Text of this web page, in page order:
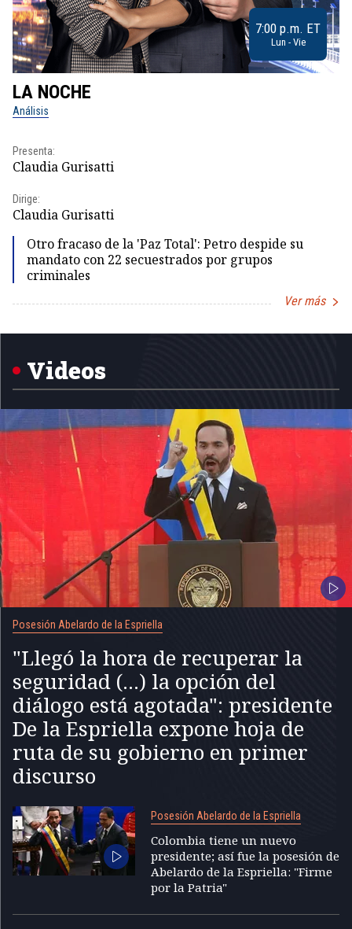
7:00 p.m. ET
Lun - Vie
LA NOCHE
Análisis
Presenta:
Claudia Gurisatti
Dirige:
Claudia Gurisatti
Otro fracaso de la 'Paz Total': Petro despide su
mandato con 22 secuestrados por grupos
criminales
Ver más
Videos
Posesión Abelardo de la Espriella
"Llegó la hora de recuperar la
seguridad (...) la opción del
diálogo está agotada": presidente
De la Espriella expone hoja de
ruta de su gobierno en primer
discurso
Posesión Abelardo de la Espriella
Colombia tiene un nuevo
presidente; así fue la posesión de
Abelardo de la Espriella: "Firme
por la Patria"